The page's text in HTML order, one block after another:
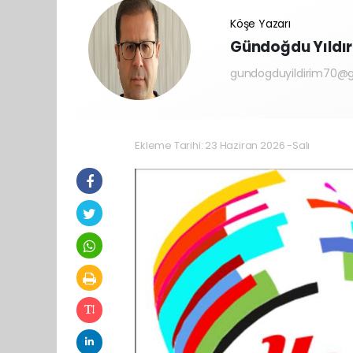
Köşe Yazarı
Gündoğdu
Ekleme Tarihi: 23 Haziran 2026 -Salı